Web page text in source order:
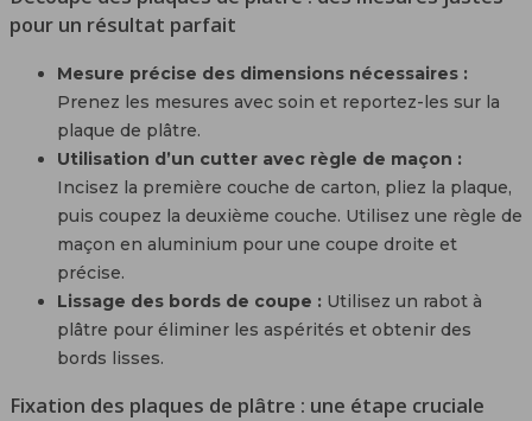
pour un résultat parfait
Mesure précise des dimensions nécessaires :
Prenez les mesures avec soin et reportez-les sur la
plaque de plâtre.
Utilisation d’un cutter avec règle de maçon :
Incisez la première couche de carton, pliez la plaque,
puis coupez la deuxième couche. Utilisez une règle de
maçon en aluminium pour une coupe droite et
précise.
Lissage des bords de coupe : Utilisez un rabot à
plâtre pour éliminer les aspérités et obtenir des
bords lisses.
Fixation des plaques de plâtre : une étape cruciale